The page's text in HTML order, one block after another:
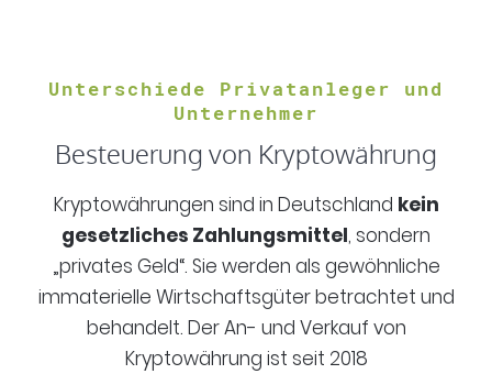
Unterschiede Privatanleger und
Unternehmer
Besteuerung von Kryptowährung
Kryptowährungen sind in Deutschland kein
gesetzliches Zahlungsmittel, sondern
„privates Geld“. Sie werden als gewöhnliche
immaterielle Wirtschaftsgüter betrachtet und
behandelt. Der An- und Verkauf von
Kryptowährung ist seit 2018